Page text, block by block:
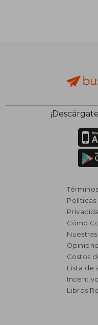
$
Cómo
Costos
Lista de
Libros